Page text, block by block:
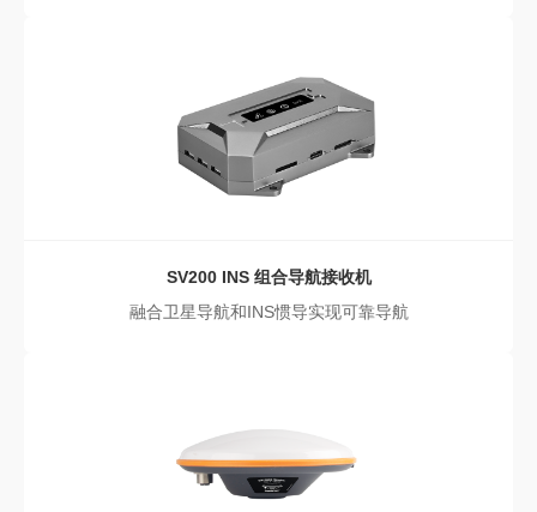
SV200 INS 组合导航接收机
融合卫星导航和INS惯导实现可靠导航